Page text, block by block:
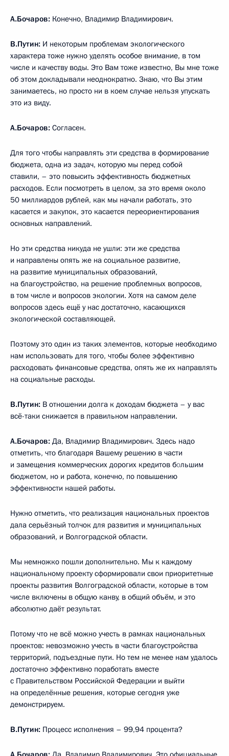
А.Бочаров: Конечно, Владимир Владимирович.
В.Путин: И некоторым проблемам экологического
характера тоже нужно уделять особое внимание, в том
числе и качеству воды. Это Вам тоже известно, Вы мне тоже
об этом докладывали неоднократно. Знаю, что Вы этим
занимаетесь, но просто ни в коем случае нельзя упускать
это из виду.
А.Бочаров: Согласен.
Для того чтобы направлять эти средства в формирование
бюджета, одна из задач, которую мы перед собой
ставили, – это повысить эффективность бюджетных
расходов. Если посмотреть в целом, за это время около
50 миллиардов рублей, как мы начали работать, это
касается и закупок, это касается переориентирования
основных направлений.
Но эти средства никуда не ушли: эти же средства
и направлены опять же на социальное развитие,
на развитие муниципальных образований,
на благоустройство, на решение проблемных вопросов,
в том числе и вопросов экологии. Хотя на самом деле
вопросов здесь ещё у нас достаточно, касающихся
экологической составляющей.
Поэтому это один из таких элементов, которые необходимо
нам использовать для того, чтобы более эффективно
расходовать финансовые средства, опять же их направлять
на социальные расходы.
В.Путин: В отношении долга к доходам бюджета – у вас
всё-таки снижается в правильном направлении.
А.Бочаров: Да, Владимир Владимирович. Здесь надо
отметить, что благодаря Вашему решению в части
и замещения коммерческих дорогих кредитов большим
бюджетом, но и работа, конечно, по повышению
эффективности нашей работы.
Нужно отметить, что реализация национальных проектов
дала серьёзный толчок для развития и муниципальных
образований, и Волгоградской области.
Мы немножко пошли дополнительно. Мы к каждому
национальному проекту сформировали свои приоритетные
проекты развития Волгоградской области, которые в том
числе включены в общую канву, в общий объём, и это
абсолютно даёт результат.
Потому что не всё можно учесть в рамках национальных
проектов: невозможно учесть в части благоустройства
территорий, подъездные пути. Но тем не менее нам удалось
достаточно эффективно поработать вместе
с Правительством Российской Федерации и выйти
на определённые решения, которые сегодня уже
демонстрируем.
В.Путин: Процесс исполнения – 99,94 процента?